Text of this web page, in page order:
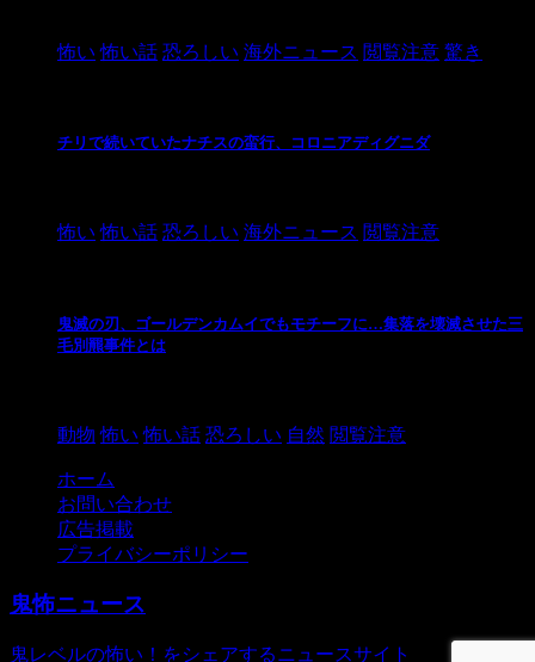
怖い 怖い話 恐ろしい 海外ニュース 閲覧注意 驚き
チリで続いていたナチスの蛮行、コロニアディグニダ
怖い 怖い話 恐ろしい 海外ニュース 閲覧注意
鬼滅の刃、ゴールデンカムイでもモチーフに…集落を壊滅させた三
毛別羆事件とは
動物 怖い 怖い話 恐ろしい 自然 閲覧注意
ホーム
お問い合わせ
広告掲載
プライバシーポリシー
鬼怖ニュース
鬼レベルの怖い！をシェアするニュースサイト